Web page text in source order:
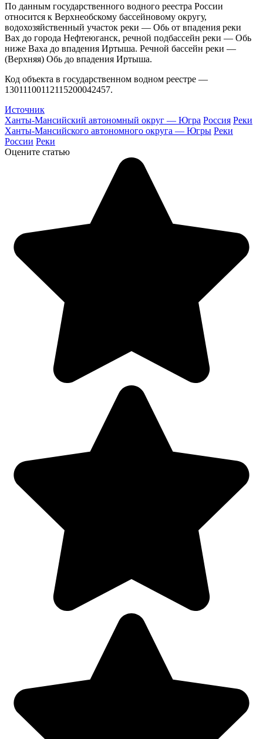
По данным государственного водного реестра России
относится к Верхнеобскому бассейновому округу,
водохозяйственный участок реки — Обь от впадения реки
Вах до города Нефтеюганск, речной подбассейн реки — Обь
ниже Ваха до впадения Иртыша. Речной бассейн реки —
(Верхняя) Обь до впадения Иртыша.
Код объекта в государственном водном реестре —
13011100112115200042457.
Источник
Ханты-Мансийский автономный округ — Югра Россия Реки
Ханты-Мансийского автономного округа — Югры Реки
России Реки
Оцените статью